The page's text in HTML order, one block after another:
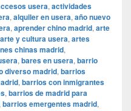
usera, actividades
, alquiler en usera, año nuevo
, aprender chino madrid, arte
arte y cultura usera, artes
chinas madrid,
, bares en usera, barrio
diverso madrid, barrios
, barrios con inmigrantes
, barrios de madrid para
barrios emergentes madrid,